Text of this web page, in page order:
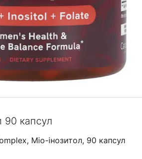
90 капсул
Міо-інозитол, 90 капсул